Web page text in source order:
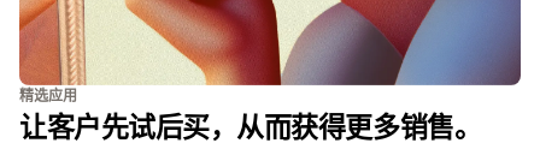
精选应用
让客户先试后买，从而获得更多销售。